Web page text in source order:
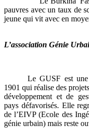
pauvres avec un taux de
jeune qui vit avec en
L’association Génie
Le GUSF est
1901 qui réalise des
développement et de
pays défavorisés. Elle
de l’EIVP (Ecole des
génie urbain) mais reste